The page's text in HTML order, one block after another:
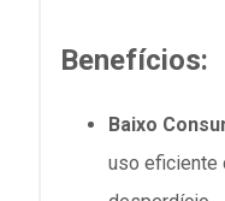
Benefícios:
Baixo
uso eficiente